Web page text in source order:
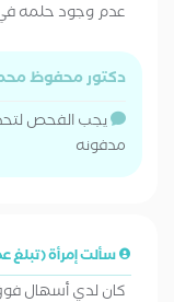
عدم وجود حلمه في
دكتور محفوظ
يجب الفحص
مدفونه
سألت إمرأة (تبلغ عمرها